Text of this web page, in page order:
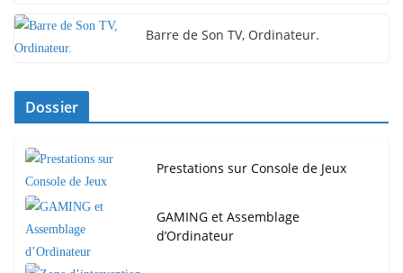
Barre de Son TV, Ordinateur.
Dossier
Prestations sur Console de Jeux
GAMING et Assemblage
d’Ordinateur